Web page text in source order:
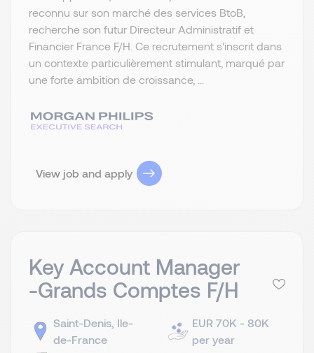
reconnu sur son marché des services BtoB,
recherche son futur Directeur Administratif et
Financier France F/H. Ce recrutement s'inscrit dans
un contexte particulièrement stimulant, marqué par
une forte ambition de croissance, ...
View job and apply
Key Account Manager
-Grands Comptes F/H
Saint-Denis, Ile-
de-France
EUR 70K - 80K
per year